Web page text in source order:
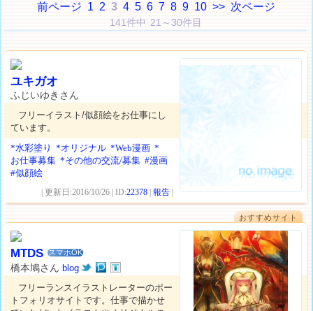
前ページ 1 2 3 4 5 6 7 8 9 10 >> 次ページ
141件中 21～30件目
ユキガオ
ふじいゆきさん
フリーイラスト/似顔絵をお仕事にし
ています。
*水彩塗り
*オリジナル *Web漫画 *
お仕事募集 *その他の交流/募集 #漫画
#似顔絵
| 更新日:2016/10/26 | ID:22378 |報告
おすすめサイト
MTDS スマホOK
橋本鳩さんblog
フリーランスイラストレーターのポー
トフォリオサイトです。仕事で描かせ